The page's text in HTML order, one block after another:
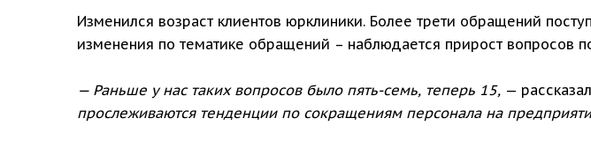
Изменился возраст клиентов юрклиники. Более трети обращений
изменения по тематике обращений – наблюдается прирост вопросов
— Раньше у нас таких вопросов было пять-семь, теперь 15, —
прослеживаются тенденции по сокращениям персонала на